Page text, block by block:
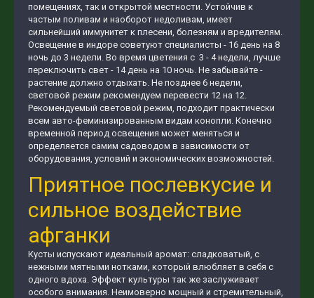
помещениях, так и открытой местности. Устойчив к
частым поливам и наоборот недоливам, имеет
сильнейший иммунитет к плесени, болезням и вредителям.
Освещение в индоре советуют специалисты - 16 день на 8
ночь до 3 недели. Во время цветения с 3 - 4 недели, лучше
переключить свет - 14 день на 10 ночь. Не забывайте -
растение должно отдыхать. Не позднее 6 недели,
световой режим рекомендуем перевести 12 на 12.
Рекомендуемый световой режим, подходит практически
всем авто-феминизированным видам конопли. Конечно
временной период освещения может меняться и
определяется самим садоводом в зависимости от
оборудования, условий и экономических возможностей.
Приятное послевкусие и
сильное воздействие
афганки
Кусты испускают идеальный аромат: сладковатый, с
нежными мятными нотками, который влюбляет в себя с
одного вдоха. Эффект культуры так же заслуживает
особого внимания. Неимоверно мощный и стремительный,